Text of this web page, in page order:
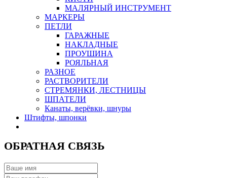
МАЛЯРНЫЙ ИНСТРУМЕНТ
МАРКЕРЫ
ПЕТЛИ
ГАРАЖНЫЕ
НАКЛАДНЫЕ
ПРОУШИНА
РОЯЛЬНАЯ
РАЗНОЕ
РАСТВОРИТЕЛИ
СТРЕМЯНКИ, ЛЕСТНИЦЫ
ШПАТЕЛИ
Канаты, верёвки, шнуры
Штифты, шпонки
ОБРАТНАЯ СВЯЗЬ